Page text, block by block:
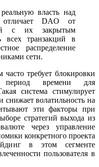
власть над
отличает DAO от
с их закрытым
всех транзакций в
распределение
сети.
требует блокировки
период времени для
система стимулирует
снижает волатильность на
эти факторы при
стратегий выхода из
через управление
конкретного проекта
в этом сегменте
пользователя в